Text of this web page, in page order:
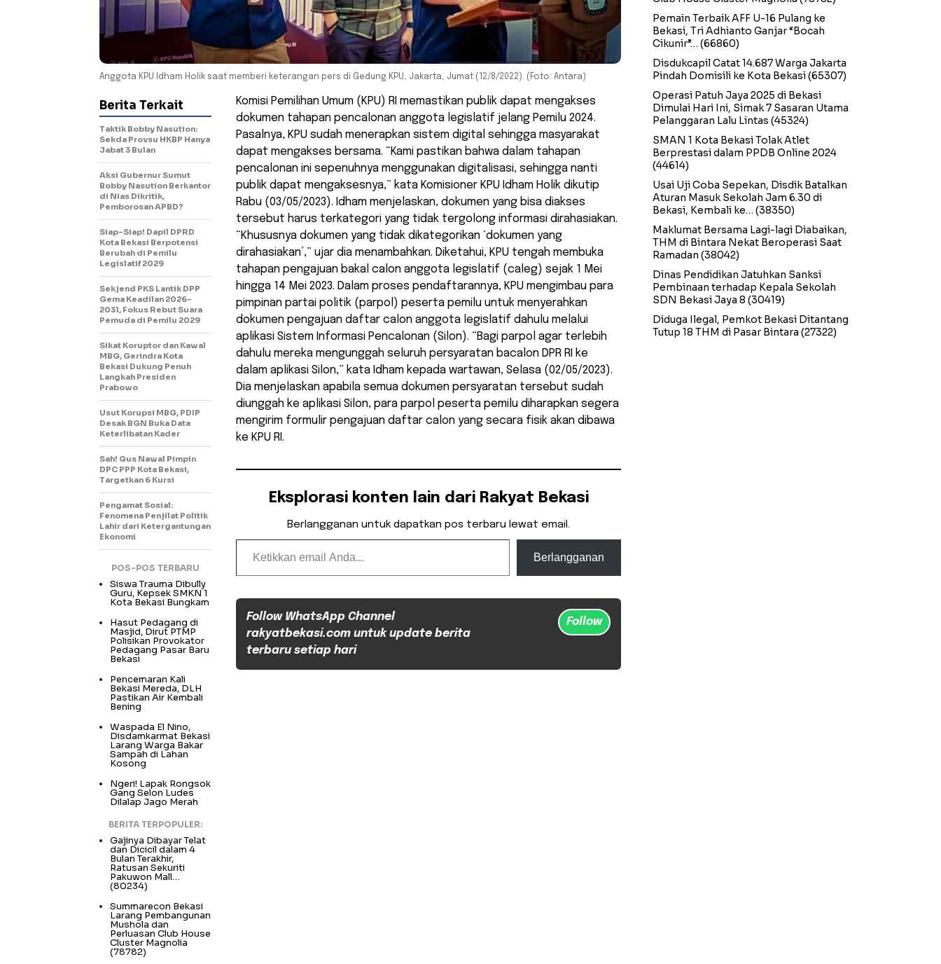
Anggota KPU Idham Holik saat memberi keterangan pers di Gedung KPU, Jakarta, Jumat (12/8/2022). (Foto: Antara)
Komisi Pemilihan Umum (KPU) RI memastikan publik dapat mengakses
dokumen tahapan pencalonan anggota legislatif jelang Pemilu 2024.
Pasalnya, KPU sudah menerapkan sistem digital sehingga masyarakat
dapat mengakses bersama. “Kami pastikan bahwa dalam tahapan
pencalonan ini sepenuhnya menggunakan digitalisasi, sehingga nanti
publik dapat mengaksesnya,” kata Komisioner KPU Idham Holik dikutip
Rabu (03/05/2023). Idham menjelaskan, dokumen yang bisa diakses
tersebut harus terkategori yang tidak tergolong informasi dirahasiakan.
“Khususnya dokumen yang tidak dikategorikan ‘dokumen yang
dirahasiakan’,” ujar dia menambahkan. Diketahui, KPU tengah membuka
tahapan pengajuan bakal calon anggota legislatif (caleg) sejak 1 Mei
hingga 14 Mei 2023. Dalam proses pendaftarannya, KPU mengimbau para
pimpinan partai politik (parpol) peserta pemilu untuk menyerahkan
dokumen pengajuan daftar calon anggota legislatif dahulu melalui
aplikasi Sistem Informasi Pencalonan (Silon). “Bagi parpol agar terlebih
dahulu mereka mengunggah seluruh persyaratan bacalon DPR RI ke
dalam aplikasi Silon,” kata Idham kepada wartawan, Selasa (02/05/2023).
Dia menjelaskan apabila semua dokumen persyaratan tersebut sudah
diunggah ke aplikasi Silon, para parpol peserta pemilu diharapkan segera
mengirim formulir pengajuan daftar calon yang secara fisik akan dibawa
ke KPU RI.
Eksplorasi konten lain dari Rakyat Bekasi
Berlangganan untuk dapatkan pos terbaru lewat email.
Ketikkan email Anda...
Berlangganan
Follow WhatsApp Channel
rakyatbekasi.com untuk update berita
terbaru setiap hari
Follow
Berita Terkait
Taktik Bobby Nasution:
Sekda Provsu HKBP Hanya
Jabat 3 Bulan
Aksi Gubernur Sumut
Bobby Nasution Berkantor
di Nias Dikritik,
Pemborosan APBD?
Siap-Siap! Dapil DPRD
Kota Bekasi Berpotensi
Berubah di Pemilu
Legislatif 2029
Sekjend PKS Lantik DPP
Gema Keadilan 2026-
2031, Fokus Rebut Suara
Pemuda di Pemilu 2029
Sikat Koruptor dan Kawal
MBG, Gerindra Kota
Bekasi Dukung Penuh
Langkah Presiden
Prabowo
Usut Korupsi MBG, PDIP
Desak BGN Buka Data
Keterlibatan Kader
Sah! Gus Nawal Pimpin
DPC PPP Kota Bekasi,
Targetkan 6 Kursi
Pengamat Sosial:
Fenomena Penjilat Politik
Lahir dari Ketergantungan
Ekonomi
POS-POS TERBARU
Siswa Trauma Dibully
Guru, Kepsek SMKN 1
Kota Bekasi Bungkam
Hasut Pedagang di
Masjid, Dirut PTMP
Polisikan Provokator
Pedagang Pasar Baru
Bekasi
Pencemaran Kali
Bekasi Mereda, DLH
Pastikan Air Kembali
Bening
Waspada El Nino,
Disdamkarmat Bekasi
Larang Warga Bakar
Sampah di Lahan
Kosong
Ngeri! Lapak Rongsok
Gang Selon Ludes
Dilalap Jago Merah
BERITA TERPOPULER:
Gajinya Dibayar Telat
dan Dicicil dalam 4
Bulan Terakhir,
Ratusan Sekuriti
Pakuwon Mall…
(80234)
Summarecon Bekasi
Larang Pembangunan
Mushola dan
Perluasan Club House
Cluster Magnolia
(78782)
Pemain Terbaik AFF U-16 Pulang ke
Bekasi, Tri Adhianto Ganjar “Bocah
Cikunir”… (66860)
Disdukcapil Catat 14.687 Warga Jakarta
Pindah Domisili ke Kota Bekasi(65307)
Operasi Patuh Jaya 2025 di Bekasi
Dimulai Hari Ini, Simak 7 Sasaran Utama
Pelanggaran Lalu Lintas (45324)
SMAN 1 Kota Bekasi Tolak Atlet
Berprestasi dalam PPDB Online 2024
(44614)
Usai Uji Coba Sepekan, Disdik Batalkan
Aturan Masuk Sekolah Jam 6.30 di
Bekasi, Kembali ke… (38350)
Maklumat Bersama Lagi-lagi Diabaikan,
THM di Bintara Nekat Beroperasi Saat
Ramadan (38042)
Dinas Pendidikan Jatuhkan Sanksi
Pembinaan terhadap Kepala Sekolah
SDN Bekasi Jaya 8 (30419)
Diduga Ilegal, Pemkot Bekasi Ditantang
Tutup 18 THM di Pasar Bintara (27322)